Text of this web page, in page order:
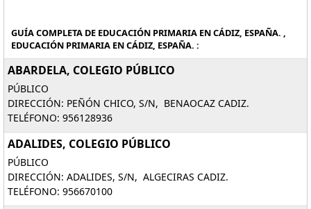
GUÍA COMPLETA DE EDUCACIÓN PRIMARIA EN CÁDIZ, ESPAÑA. ,
EDUCACIÓN PRIMARIA EN CÁDIZ, ESPAÑA. :
ABARDELA, COLEGIO PÚBLICO
PÚBLICO
DIRECCIÓN: PEÑÓN CHICO, S/N, BENAOCAZ CADIZ.
TELÉFONO: 956128936
ADALIDES, COLEGIO PÚBLICO
PÚBLICO
DIRECCIÓN: ADALIDES, S/N, ALGECIRAS CADIZ.
TELÉFONO: 956670100